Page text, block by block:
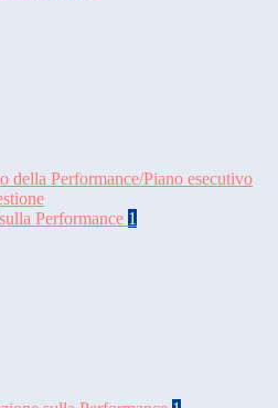
della Performance/Piano esecutivo
Performance 1